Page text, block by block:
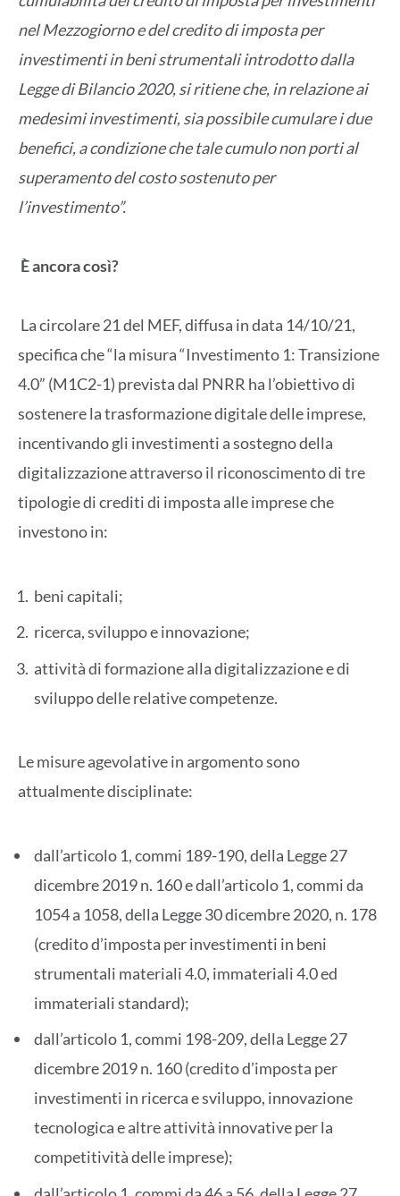
nel Mezzogiorno e del credito di imposta per
investimenti in beni strumentali introdotto dalla
Legge di Bilancio 2020, si ritiene che, in relazione ai
medesimi investimenti, sia possibile cumulare i due
benefici, a condizione che tale cumulo non porti al
superamento del costo sostenuto per
l’investimento”.
È ancora così?
La circolare 21 del MEF, diffusa in data 14/10/21,
specifica che “la misura “Investimento 1: Transizione
4.0” (M1C2-1) prevista dal PNRR ha l’obiettivo di
sostenere la trasformazione digitale delle imprese,
incentivando gli investimenti a sostegno della
digitalizzazione attraverso il riconoscimento di tre
tipologie di crediti di imposta alle imprese che
investono in:
beni capitali;
ricerca, sviluppo e innovazione;
attività di formazione alla digitalizzazione e di
sviluppo delle relative competenze.
Le misure agevolative in argomento sono
attualmente disciplinate:
dall’articolo 1, commi 189-190, della Legge 27
dicembre 2019 n. 160 e dall’articolo 1, commi da
1054 a 1058, della Legge 30 dicembre 2020, n. 178
(credito d’imposta per investimenti in beni
strumentali materiali 4.0, immateriali 4.0 ed
immateriali standard);
dall’articolo 1, commi 198-209, della Legge 27
dicembre 2019 n. 160 (credito d’imposta per
investimenti in ricerca e sviluppo, innovazione
tecnologica e altre attività innovative per la
competitività delle imprese);